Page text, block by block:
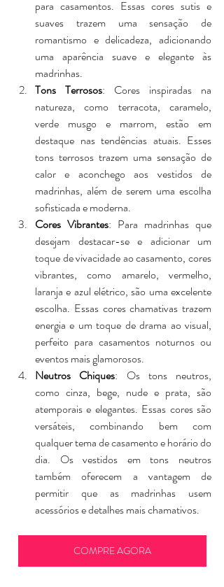
para casamentos. Essas cores sutis e
suaves trazem uma sensação de
romantismo e delicadeza, adicionando
uma aparência suave e elegante às
madrinhas.
Tons Terrosos: Cores inspiradas na
natureza, como terracota, caramelo,
verde musgo e marrom, estão em
destaque nas tendências atuais. Esses
tons terrosos trazem uma sensação de
calor e aconchego aos vestidos de
madrinhas, além de serem uma escolha
sofisticada e moderna.
Cores Vibrantes: Para madrinhas que
desejam destacar-se e adicionar um
toque de vivacidade ao casamento, cores
vibrantes, como amarelo, vermelho,
laranja e azul elétrico, são uma excelente
escolha. Essas cores chamativas trazem
energia e um toque de drama ao visual,
perfeito para casamentos noturnos ou
eventos mais glamorosos.
Neutros Chiques: Os tons neutros,
como cinza, bege, nude e prata, são
atemporais e elegantes. Essas cores são
versáteis, combinando bem com
qualquer tema de casamento e horário do
dia. Os vestidos em tons neutros
também oferecem a vantagem de
permitir que as madrinhas usem
acessórios e detalhes mais chamativos.
COMPRE AGORA